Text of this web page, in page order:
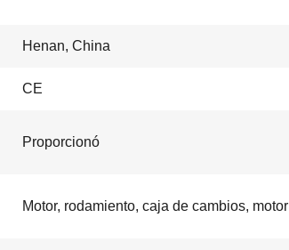
Henan, China
CE
Proporcionó
Motor, rodamiento, caja de cambios, motor